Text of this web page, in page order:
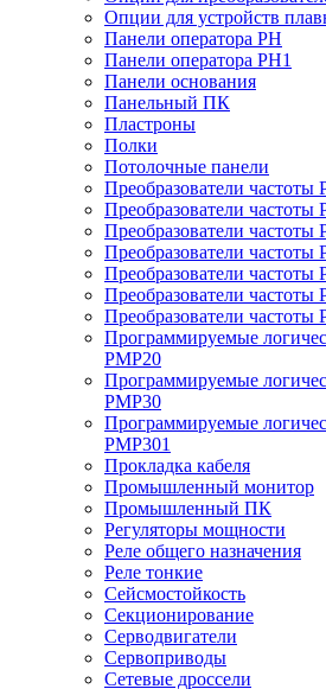
Опции для устройств
Панели оператора PH
Панели оператора PH1
Панели основания
Панельный ПК
Пластроны
Полки
Потолочные панели
Преобразователи частоты
Преобразователи частоты
Преобразователи частоты
Преобразователи частоты
Преобразователи частоты
Преобразователи частоты
Преобразователи частоты
Программируемые
PMP20
Программируемые
PMP30
Программируемые
PMP301
Прокладка кабеля
Промышленный монитор
Промышленный ПК
Регуляторы мощности
Реле общего назначения
Реле тонкие
Сейсмостойкость
Секционирование
Серводвигатели
Сервоприводы
Сетевые дроссели